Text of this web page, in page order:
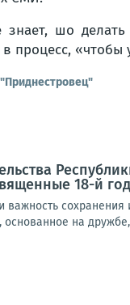
знает, шо
процесс,
18-й
важность
на